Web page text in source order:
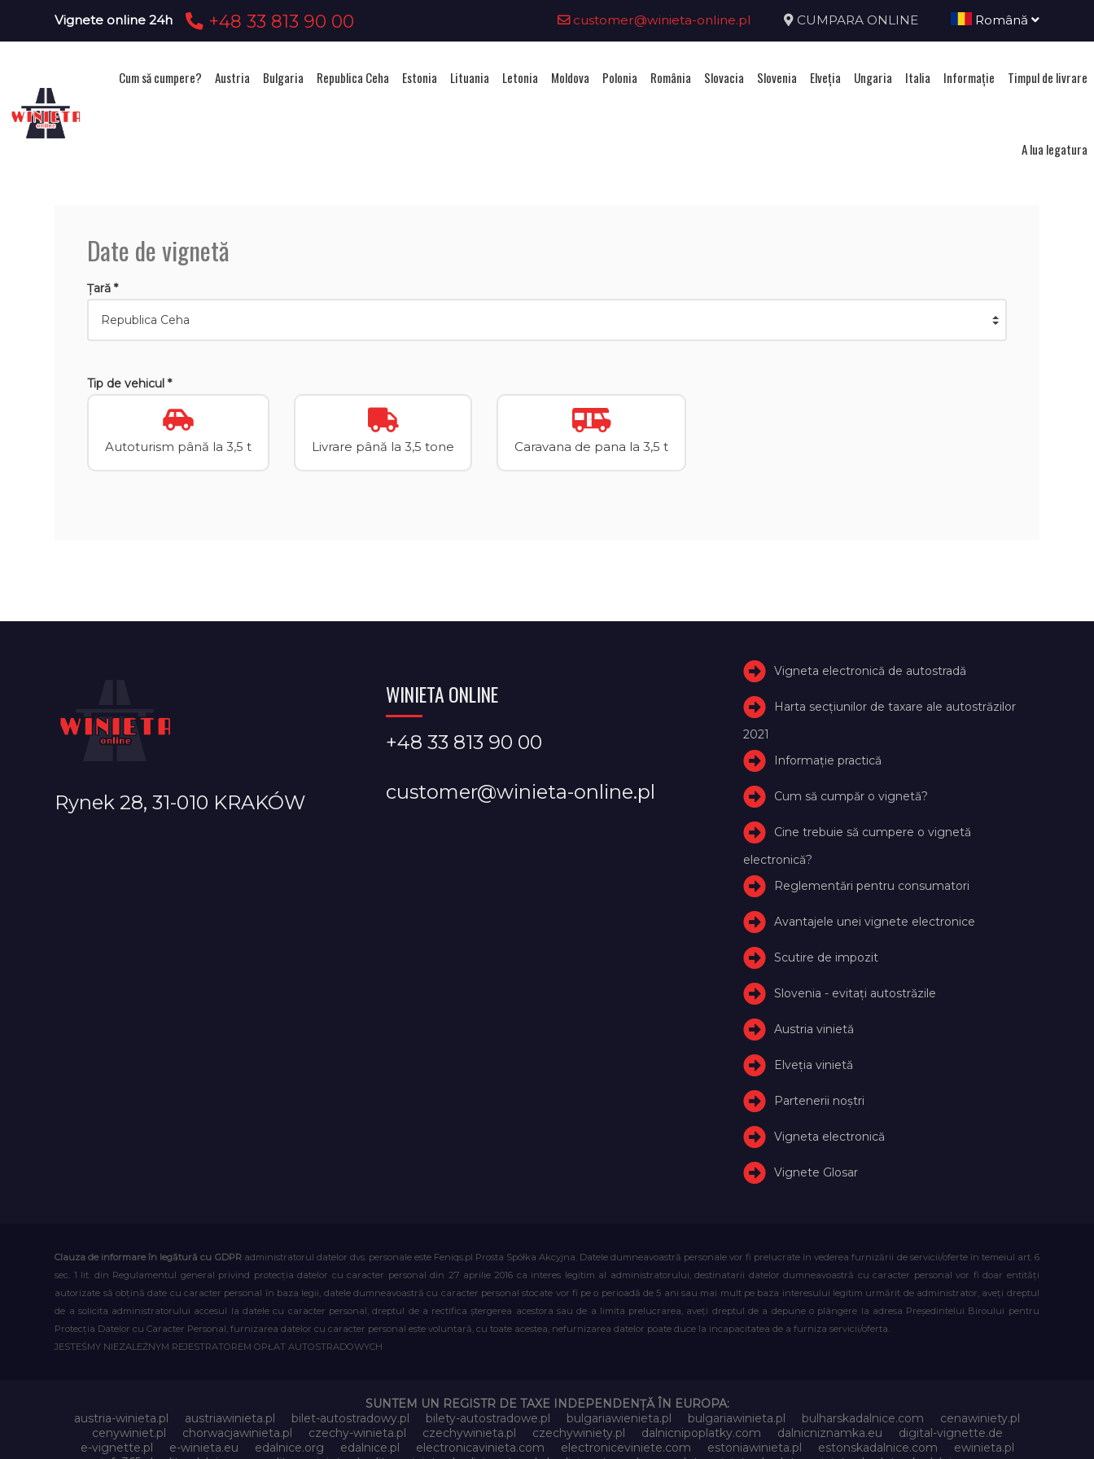
Vignete online 24h +48 33 813 90 00 customer@winieta-online.pl CUMPARA ONLINE Română
Cum să cumpere? Austria Bulgaria Republica Ceha Estonia Lituania Letonia Moldova Polonia România Slovacia Slovenia Elveţia Ungaria Italia Informație Timpul de livrare
A lua legatura
Date de vignetă
Țară *
Tip de vehicul *
Autoturism până la 3,5 t Livrare până la 3,5 tone Caravana de pana la 3,5 t
Rynek 28, 31-010 KRAKÓW
WINIETA ONLINE
+48 33 813 90 00
customer@winieta-online.pl
Vigneta electronică de autostradă
Harta secțiunilor de taxare ale autostrăzilor
2021
Informație practică
Cum să cumpăr o vignetă?
Cine trebuie să cumpere o vignetă
electronică?
Reglementări pentru consumatori
Avantajele unei vignete electronice
Scutire de impozit
Slovenia - evitați autostrăzile
Austria vinietă
Elveţia vinietă
Partenerii noștri
Vigneta electronică
Vignete Glosar
Clauza de informare în legătură cu GDPR administratorul datelor dvs. personale este Feniqs.pl Prosta Spółka Akcyjna. Datele dumneavoastră personale vor fi prelucrate în vederea furnizării de servicii/oferte în temeiul art. 6
sec. 1 lit. din Regulamentul general privind protecția datelor cu caracter personal din 27 aprilie 2016 ca interes legitim al administratorului, destinatarii datelor dumneavoastră cu caracter personal vor fi doar entități
autorizate să obțină date cu caracter personal în baza legii, datele dumneavoastră cu caracter personal stocate vor fi pe o perioadă de 5 ani sau mai mult pe baza interesului legitim urmărit de administrator, aveți dreptul
de a solicita administratorului accesul la datele cu caracter personal, dreptul de a rectifica ștergerea acestora sau de a limita prelucrarea, aveți dreptul de a depune o plângere la adresa Președintelui Biroului pentru
Protecția Datelor cu Caracter Personal, furnizarea datelor cu caracter personal este voluntară, cu toate acestea, nefurnizarea datelor poate duce la incapacitatea de a furniza servicii/oferta.
JESTEŚMY NIEZALEŻNYM REJESTRATOREM OPŁAT AUTOSTRADOWYCH
SUNTEM UN REGISTR DE TAXE INDEPENDENȚĂ ÎN EUROPA:
austria-winieta.pl
austriawinieta.pl bilet-autostradowy.pl bilety-autostradowe.pl bulgariawienieta.pl bulgariawinieta.pl bulharskadalnice.com
cenawiniety.pl
cenywiniet.pl
chorwacjawinieta.pl czechy-winieta.pl czechywinieta.pl czechywiniety.pl dalnicnipoplatky.com dalnicniznamka.eu
digital-vignette.de
e-vignette.pl
e-winieta.eu edalnice.org edalnice.pl electronicavinieta.com electroniceviniete.com estoniawinieta.pl estonskadalnice.com
ewinieta.pl